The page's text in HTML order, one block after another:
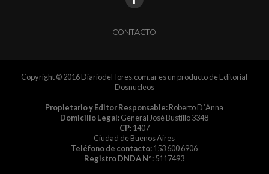
CONTACTO
Copyright © 2016 DiariodeFlores.com.ar es un producto de Editorial
Dosnucleos
Propietario y Editor Responsable:Roberto D´Anna
Domicilio Legal:General José Bustillo 3348
CP:1407
Ciudad de Buenos Aires
Teléfono de contacto:153 600 6906
Registro DNDA Nº:5117493